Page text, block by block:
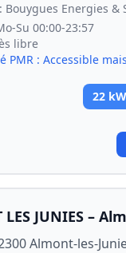
Bouygues Energies &
Su 00:00-23:57
libre
PMR : Accessible
22 kW
LES JUNIES –
Almont-les-